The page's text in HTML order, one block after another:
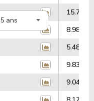
5 ans
15.79
8.98
5.48
9.83
9.04